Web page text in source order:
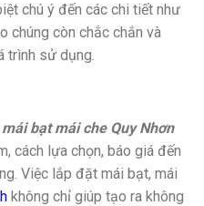
chú ý đến các chi tiết như
chúng còn chắc chắn và
trình sử dụng.
mái bạt mái che Quy Nhơn
cách lựa chọn, báo giá đến
Việc lắp đặt mái bạt, mái
không chỉ giúp tạo ra không